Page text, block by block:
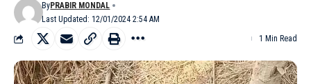
Last Updated: 12/01/2024 2:54 AM
ByPRABIR MONDAL
1 Min Read